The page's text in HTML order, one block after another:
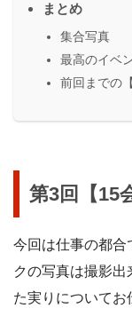
まとめ
集合写真
最高のイベ
前回までの
第3回【15
今回は仕事の都合
クの写真は撮影
た実りについてお